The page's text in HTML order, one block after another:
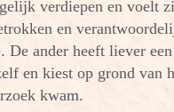
verdiepen en voelt
en
De ander heeft liever
en kiest op grond van
kwam.